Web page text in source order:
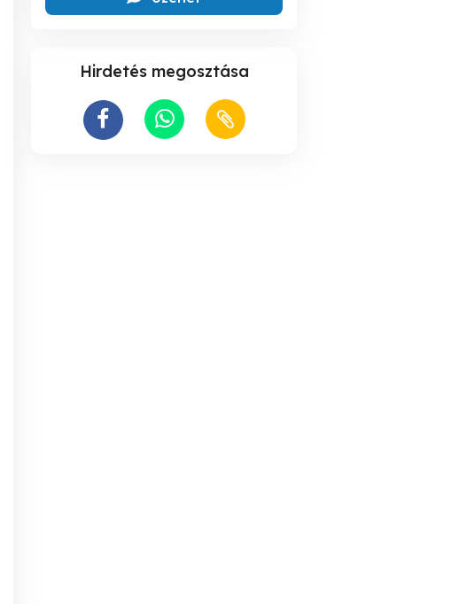
Hirdetés megosztása